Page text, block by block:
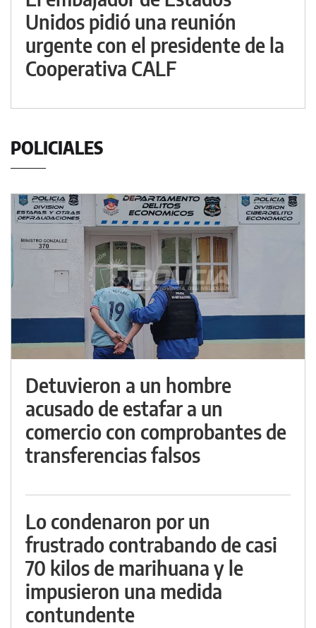
Unidos pidió una reunión
urgente con el presidente de la
Cooperativa CALF
POLICIALES
Detuvieron a un hombre
acusado de estafar a un
comercio con comprobantes de
transferencias falsos
Lo condenaron por un
frustrado contrabando de casi
70 kilos de marihuana y le
impusieron una medida
contundente